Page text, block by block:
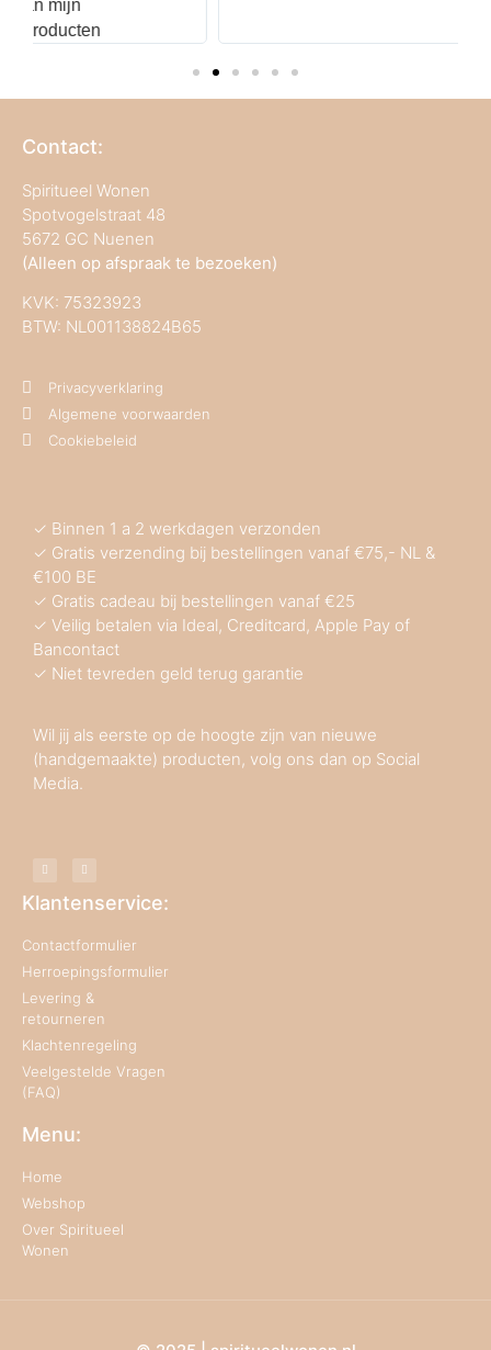
Contact:
Spiritueel Wonen
Spotvogelstraat 48
5672 GC Nuenen
(Alleen op afspraak te bezoeken)
KVK: 75323923
BTW: NL001138824B65
Privacyverklaring
Algemene voorwaarden
Cookiebeleid
✓ Binnen 1 a 2 werkdagen verzonden
✓ Gratis verzending bij bestellingen vanaf €75,- NL &
€100 BE
✓ Gratis cadeau bij bestellingen vanaf €25
✓ Veilig betalen via Ideal, Creditcard, Apple Pay of
Bancontact
✓ Niet tevreden geld terug garantie
Wil jij als eerste op de hoogte zijn van nieuwe
(handgemaakte) producten, volg ons dan op Social
Media.
Klantenservice:
Contactformulier
Herroepingsformulier
Levering &
retourneren
Klachtenregeling
Veelgestelde Vragen
(FAQ)
Menu:
Home
Webshop
Over Spiritueel
Wonen